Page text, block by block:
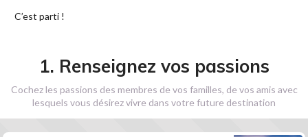
C’est parti !
1. Renseignez vos passions
Cochez les passions des membres de vos familles, de vos amis avec
lesquels vous désirez vivre dans votre future destination